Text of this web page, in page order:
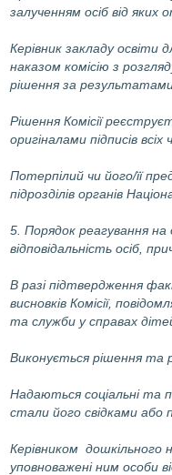
залученням осіб від
Керівник закладу
наказом комісію з
рішення за результатами
Рішення Комісії
оригіналами підписів всіх
Потерпілий чи його/її
підрозділів органів
5. Порядок реагування на
відповідальність осіб,
В разі підтвердження
висновків Комісії,
та служби у справах
Виконується рішення та
Надаються соціальні та
стали його свідками або
Керівником дошкільного
уповноважені ним особи